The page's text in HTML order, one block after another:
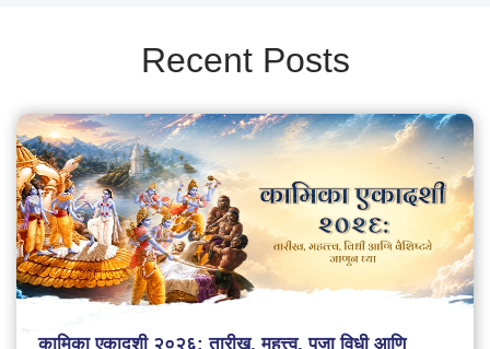
Recent Posts
कामिका एकादशी २०२६: तारीख, महत्त्व, पूजा विधी आणि